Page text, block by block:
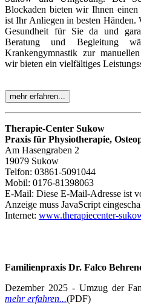
Blockaden bieten wir Ihnen
ist Ihr Anliegen in besten
Gesundheit für Sie da und
Beratung und Begleitung
Krankengymnastik zur
wir bieten ein vielfältiges
mehr erfahren...
Therapie-Center Sukow
Praxis für Physiotherapie,
Am Hasengraben 2
19079 Sukow
Telfon: 03861-5091044
Mobil: 0176-81398063
E-Mail: Diese E-Mail-Adresse ist
Anzeige muss JavaScript
Internet: www.therapiecenter-
Familienpraxis Dr. Falco
Dezember 2025 - Umzug der
mehr erfahren...(PDF)